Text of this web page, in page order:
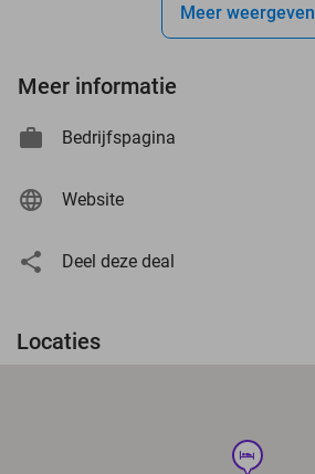
Meer weergeven
Meer informatie
Bedrijfspagina
Website
Deel deze deal
Locaties
hotel